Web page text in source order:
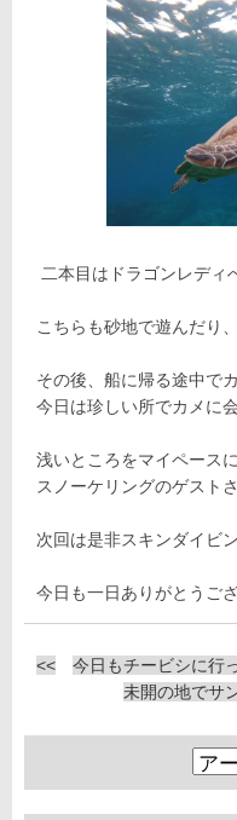
二本目はドラゴンレディ
こちらも砂地で遊んだり
その後、船に帰る途中で
今日は珍しい所でカメに
浅いところをマイペース
スノーケリングのゲスト
次回は是非スキンダイビ
今日も一日ありがとうご
<< 今日もチービシに行
未開の地でサ